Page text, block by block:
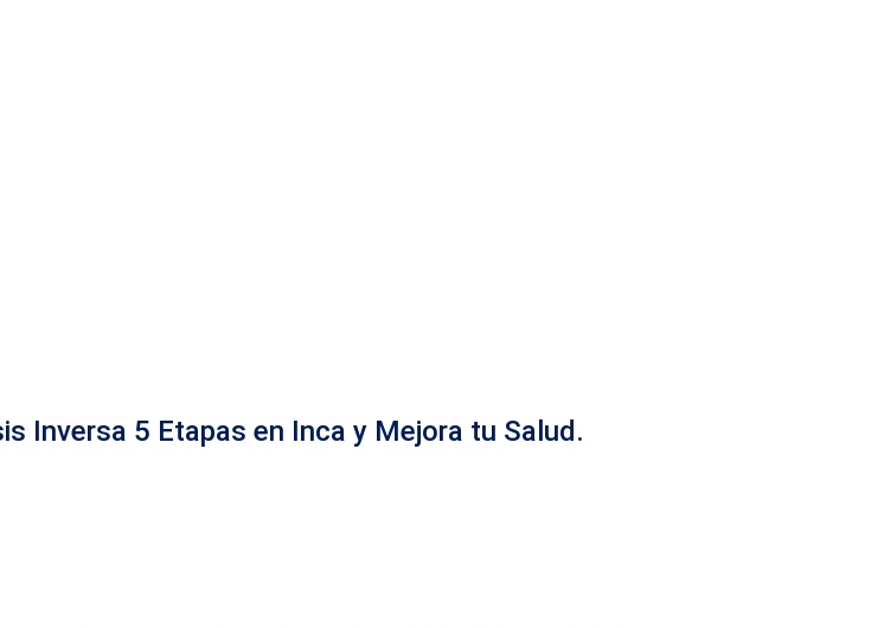
Inversa 5 Etapas en Inca y Mejora tu Salud.